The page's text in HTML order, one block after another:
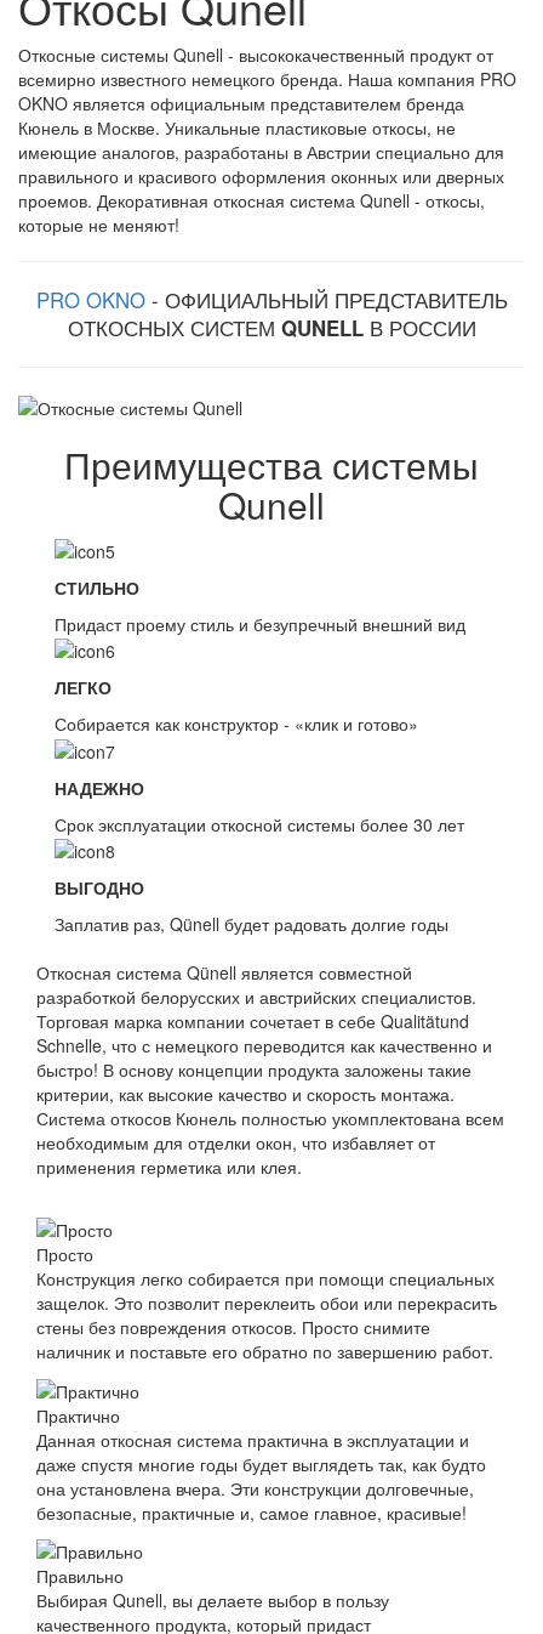
Откосные системы Qunell - высококачественный продукт от
всемирно известного немецкого бренда. Наша компания PRO
OKNO является официальным представителем бренда
Кюнель в Москве. Уникальные пластиковые откосы, не
имеющие аналогов, разработаны в Австрии специально для
правильного и красивого оформления оконных или дверных
проемов. Декоративная откосная система Qunell - откосы,
которые не меняют!
PRO OKNO- ОФИЦИАЛЬНЫЙ ПРЕДСТАВИТЕЛЬ
ОТКОСНЫХ СИСТЕМ QUNELLВ РОССИИ
Преимущества системы
Qunell
СТИЛЬНО
Придаст проему стиль и безупречный внешний вид
ЛЕГКО
Собирается как конструктор - «клик и готово»
НАДЕЖНО
Срок эксплуатации откосной системы более 30 лет
ВЫГОДНО
Заплатив раз, Qünell будет радовать долгие годы
Откосная система Qünell является совместной
разработкой белорусских и австрийских специалистов.
Торговая марка компании сочетает в себе Qualitätund
Schnelle, что с немецкого переводится как качественно и
быстро! В основу концепции продукта заложены такие
критерии, как высокие качество и скорость монтажа.
Система откосов Кюнель полностью укомплектована всем
необходимым для отделки окон, что избавляет от
применения герметика или клея.
Просто
Конструкция легко собирается при помощи специальных
защелок. Это позволит переклеить обои или перекрасить
стены без повреждения откосов. Просто снимите
наличник и поставьте его обратно по завершению работ.
Практично
Данная откосная система практична в эксплуатации и
даже спустя многие годы будет выглядеть так, как будто
она установлена вчера. Эти конструкции долговечные,
безопасные, практичные и, самое главное, красивые!
Правильно
Выбирая Qunell, вы делаете выбор в пользу
качественного продукта, который придаст